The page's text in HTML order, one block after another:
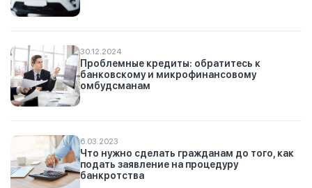
30.12.2024
Проблемные кредиты: обратитесь к
банковскому и микрофинансовому
омбудсманам
6.03.2023
Что нужно сделать гражданам до того, как
подать заявление на процедуру
банкротства